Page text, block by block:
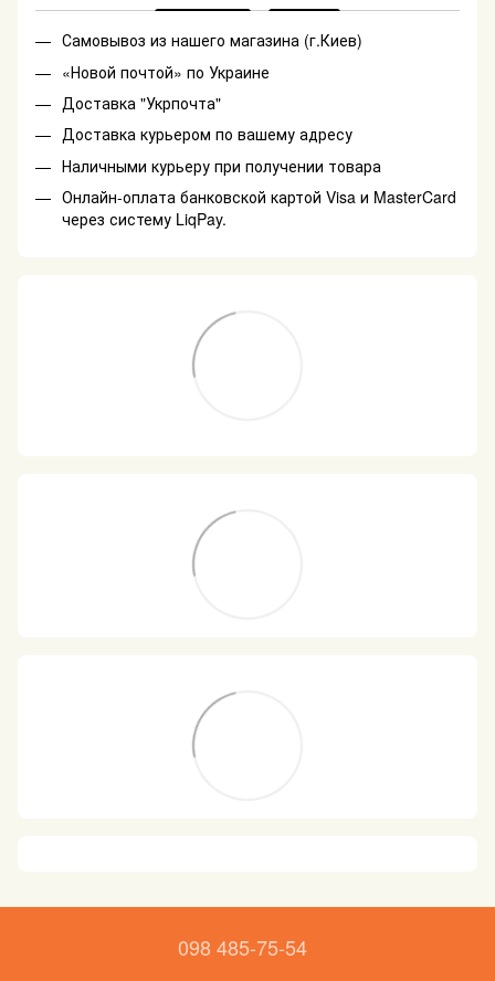
Самовывоз из нашего магазина (г.Киев)
«Новой почтой» по Украине
Доставка "Укрпочта"
Доставка курьером по вашему адресу
Наличными курьеру при получении товара
Онлайн-оплата банковской картой Visa и MasterCard
через систему LiqPay.
098 485-75-54